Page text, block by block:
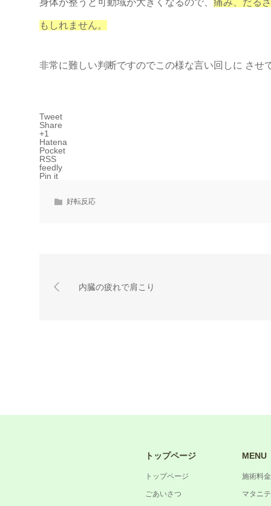
もしれません。
非常に難しい判断ですのでこの様な言い回しに させ
Tweet
Share
+1
Hatena
Pocket
RSS
feedly
Pin it
好転反応
内臓の疲れで肩こり
トップページ
トップページ
ごあいさつ
MENU
施術料金
マタニ